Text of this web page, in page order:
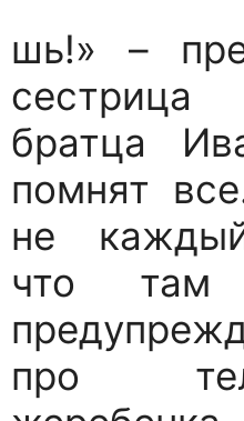
шь!» –
братца
помнят
не
что
про